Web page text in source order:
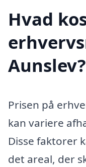
Hvad
Aunslev?
Prisen på
kan variere
Disse faktorer
det areal, der